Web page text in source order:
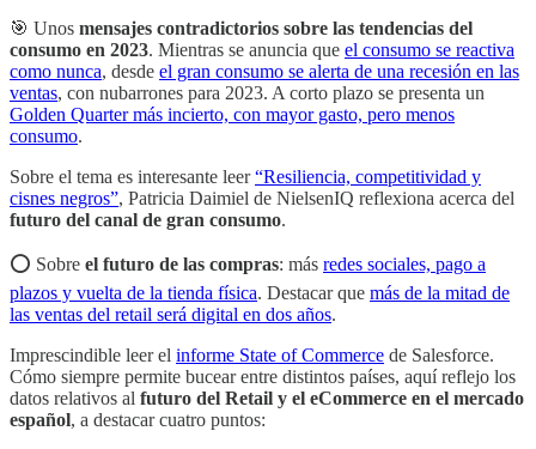
🎯 Unos mensajes contradictorios sobre las tendencias del
consumo en 2023. Mientras se anuncia que el consumo se reactiva
como nunca, desde el gran consumo se alerta de una recesión en las
ventas, con nubarrones para 2023. A corto plazo se presenta un
Golden Quarter más incierto, con mayor gasto, pero menos
consumo.
Sobre el tema es interesante leer“Resiliencia, competitividad y
cisnes negros”, Patricia Daimiel de NielsenIQ reflexiona acerca del
futuro del canal de gran consumo.
⭕️ Sobre el futuro de las compras: más redes sociales, pago a
plazos y vuelta de la tienda física. Destacar que más de la mitad de
las ventas del retail será digital en dos años.
Imprescindible leer el informe State of Commerce de Salesforce.
Cómo siempre permite bucear entre distintos países, aquí reflejo los
datos relativos al futuro del Retail y el eCommerce en el mercado
español, a destacar cuatro puntos: